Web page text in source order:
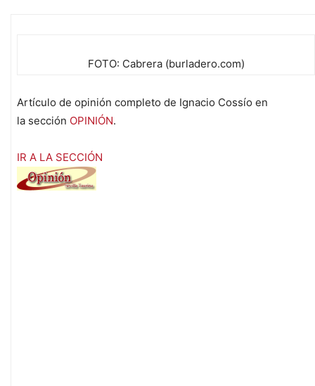
FOTO: Cabrera (burladero.com)
Artículo de opinión completo de Ignacio Cossío en
la sección OPINIÓN.
IR A LA SECCIÓN